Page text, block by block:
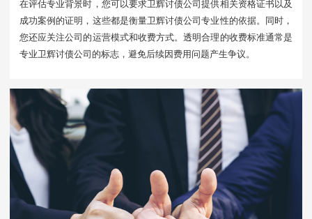
在评估专业背景时，您可以要求卫辉讨债公司提供相关资格证书以及
成功案例的证明，这些都是衡量卫辉讨债公司专业性的依据。同时，
您还应关注公司的运营模式和收费方式。透明合理的收费标准通常是
专业卫辉讨债公司的标志，避免后续因费用问题产生争议。